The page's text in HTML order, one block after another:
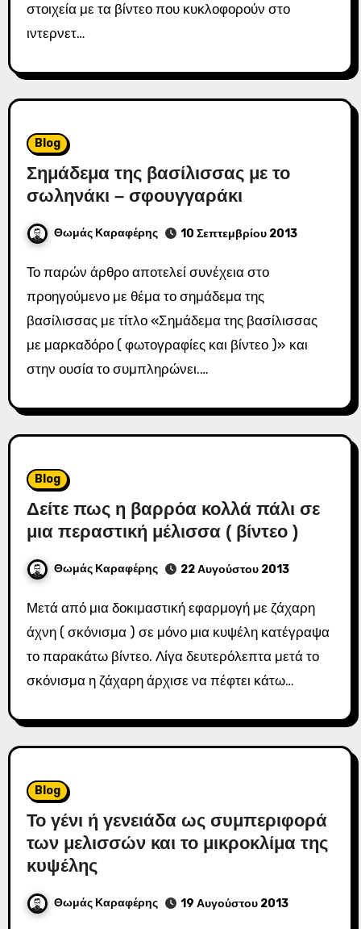
στοιχεία με τα βίντεο που κυκλοφορούν στο
ιντερνετ…
Blog
Σημάδεμα της βασίλισσας με το
σωληνάκι – σφουγγαράκι
Θωμάς Καραφέρης 10 Σεπτεμβρίου 2013
Το παρών άρθρο αποτελεί συνέχεια στο
προηγούμενο με θέμα το σημάδεμα της
βασίλισσας με τίτλο «Σημάδεμα της βασίλισσας
με μαρκαδόρο ( φωτογραφίες και βίντεο )» και
στην ουσία το συμπληρώνει.…
Blog
Δείτε πως η βαρρόα κολλά πάλι σε
μια περαστική μέλισσα ( βίντεο )
Θωμάς Καραφέρης 22 Αυγούστου 2013
Μετά από μια δοκιμαστική εφαρμογή με ζάχαρη
άχνη ( σκόνισμα ) σε μόνο μια κυψέλη κατέγραψα
το παρακάτω βίντεο. Λίγα δευτερόλεπτα μετά το
σκόνισμα η ζάχαρη άρχισε να πέφτει κάτω…
Blog
Το γένι ή γενειάδα ως συμπεριφορά
των μελισσών και το μικροκλίμα της
κυψέλης
Θωμάς Καραφέρης 19 Αυγούστου 2013